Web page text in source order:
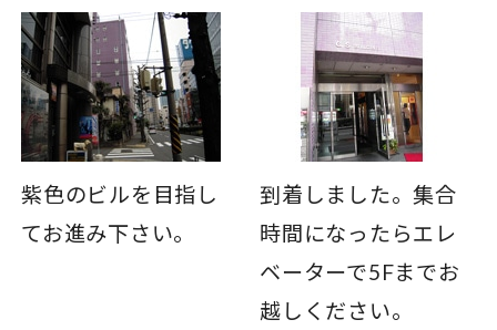
紫色のビルを目指し
てお進み下さい。
到着しました。集合
時間になったらエレ
ベーターで5Fまでお
越しください。